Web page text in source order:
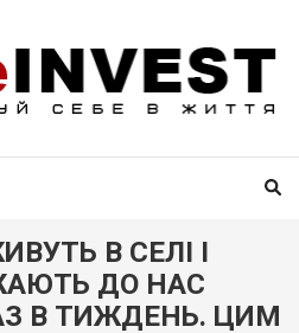
В СЕЛІ І
ДО НАС
В ТИЖДЕНЬ. ЦИМ